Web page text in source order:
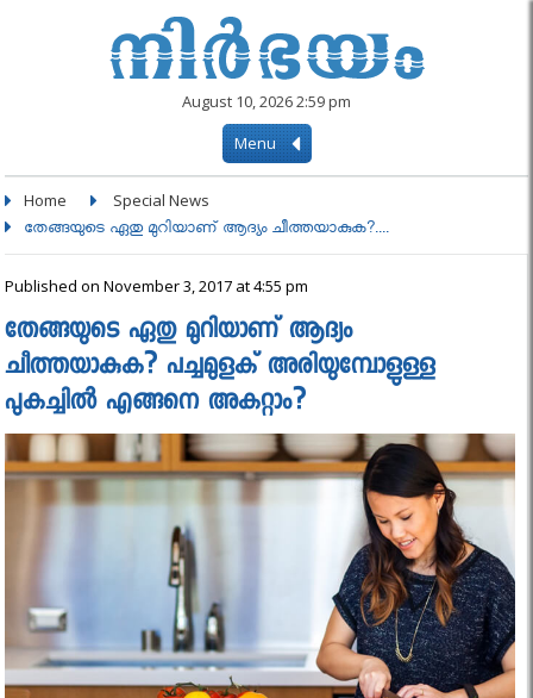
August 10, 2026 2:59 pm
Menu
Home Special News
തേങ്ങയുടെ ഏതു മുറിയാണ് ആദ്യം ചീത്തയാകുക?....
Published on November 3, 2017 at 4:55 pm
തേങ്ങയുടെ ഏതു മുറിയാണ് ആദ്യം
ചീത്തയാകുക? പച്ചമുളക് അരിയുമ്പോളുള്ള
പുകച്ചില്‍ എങ്ങനെ അകറ്റാം?